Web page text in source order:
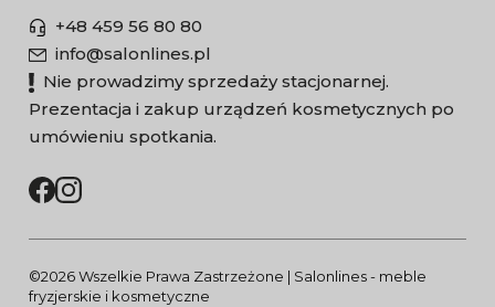
+48 459 56 80 80
info@salonlines.pl
Nie prowadzimy sprzedaży stacjonarnej.
Prezentacja i zakup urządzeń kosmetycznych po
umówieniu spotkania.
©2026 Wszelkie Prawa Zastrzeżone | Salonlines - meble
fryzjerskie i kosmetyczne